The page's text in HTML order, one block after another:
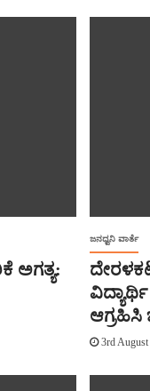
ಅಗತ್ಯ:
ಜನಧ್ವನಿ ವಾರ್ತೆ
ಆಗ್ರಹಿಸಿ
3rd August